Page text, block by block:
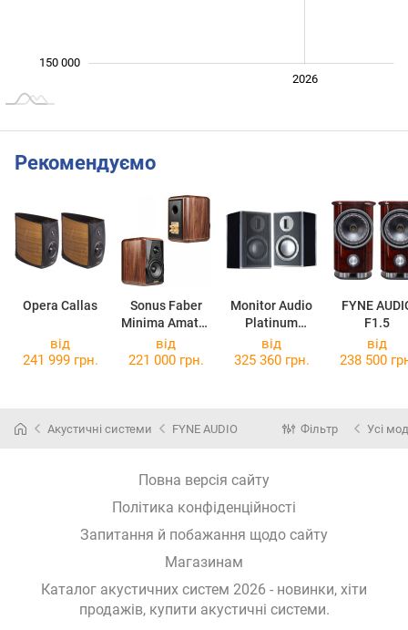
150 000
2026
Рекомендуємо
Opera Callas
Sonus Faber
Minima Amator
II
Monitor Audio
Platinum
PL100
FYNE
F1.5
від
241 999 грн.
від
221 000 грн.
від
325 360 грн.
від
238 500
Акустичні системи FYNE AUDIO Фільтр Усі
Повна версія сайту
Політика конфіденційності
Запитання й побажання щодо сайту
Магазинам
Каталог акустичних систем 2026 - новинки, хіти
продажів, купити акустичні системи.